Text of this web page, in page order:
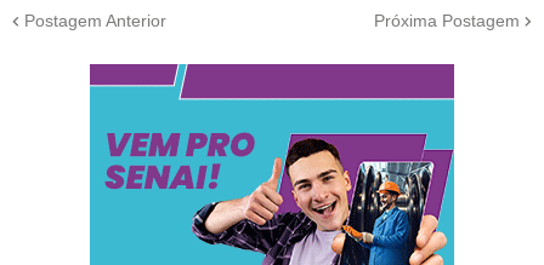
Postagem Anterior Próxima Postagem